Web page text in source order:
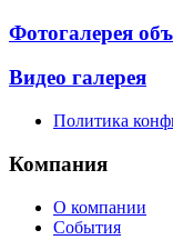
Фотогалерея
Видео галерея
Политика
Компания
О компании
События